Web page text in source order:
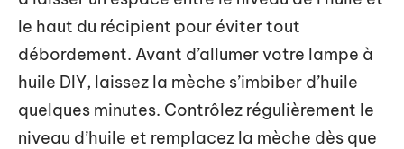
le haut du récipient pour éviter tout
débordement. Avant d’allumer votre lampe à
huile DIY, laissez la mèche s’imbiber d’huile
quelques minutes. Contrôlez régulièrement le
niveau d’huile et remplacez la mèche dès que